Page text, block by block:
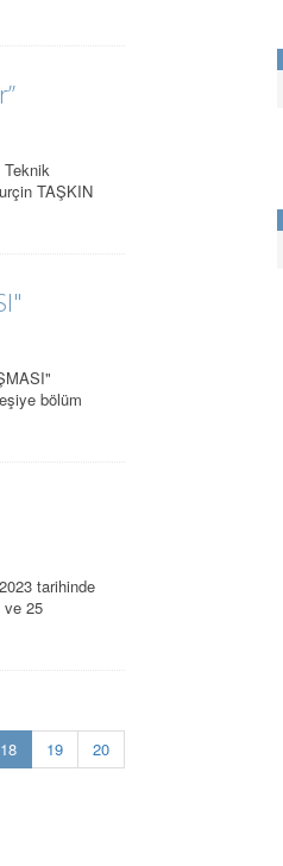
TAŞKIN
bölüm
tarihinde
ve 25
18(current)
19
20